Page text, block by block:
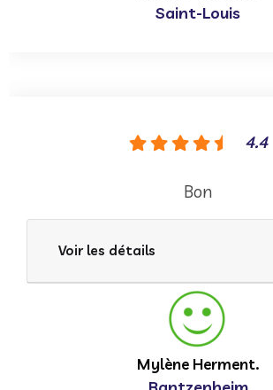
Saint-Louis
4.4
Bon
Voir les détails
Mylène Herment.